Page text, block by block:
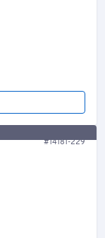
#14181-229